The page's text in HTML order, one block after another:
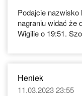
Podajcie nazwisko
nagraniu widać że
Wigilie o 19:51.
Heniek
11.03.2023 23:55